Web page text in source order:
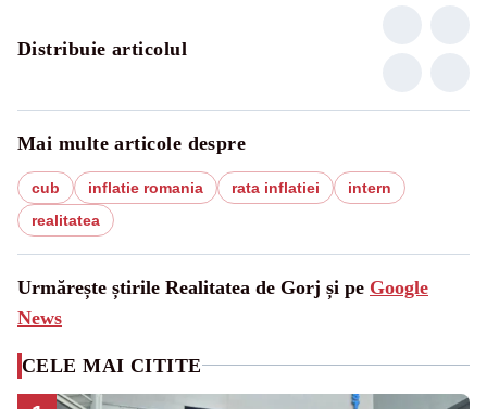
Distribuie articolul
Mai multe articole despre
cub inflatie romania rata inflatiei
intern
realitatea
Urmărește știrile Realitatea de Gorj și pe Google
News
CELE MAI CITITE